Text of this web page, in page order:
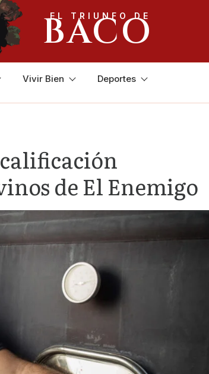
EL TRIUNFO DE
BACO
Vivir Bien Deportes
de El Enemigo